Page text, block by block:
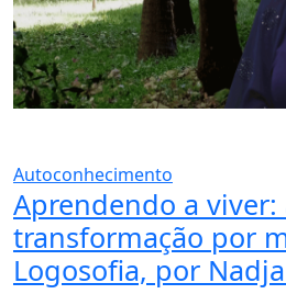
Autoconhecimento
Aprendendo a viver:
transformação por
Logosofia, por